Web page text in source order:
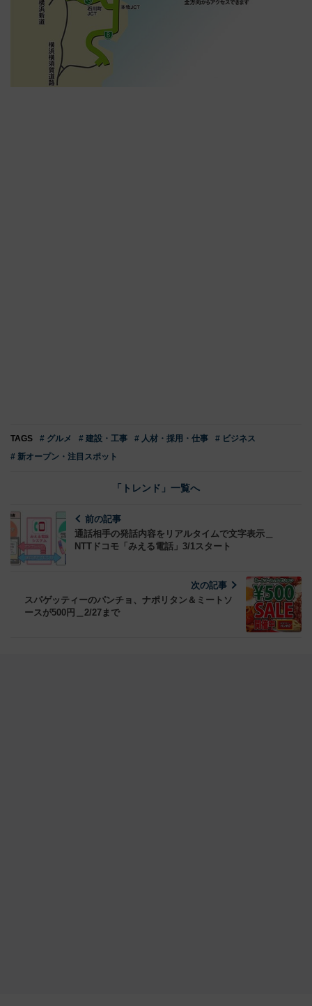
TAGS # グルメ # 建設・工事 # 人材・採用・仕事
# ビジネス
# 新オープン・注目スポット
「トレンド」一覧へ
前の記事
通話相手の発話内容をリアルタイムで文字表示＿
NTTドコモ「みえる電話」3/1スタート
次の記事
スパゲッティーのパンチョ、ナポリタン＆ミートソ
ースが500円＿2/27まで